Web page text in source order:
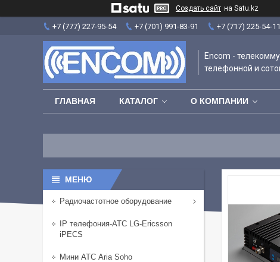
Создать сайт на Satu.kz
+7 (777) 227-95-54 +7 (701) 991-83-91 +7 (717) 225-54-11
Encom -
телефонной и
ГЛАВНАЯ КАТАЛОГ О КОМПАНИИ
Радиочастотное оборудование
IP телефония-АТС LG-Ericsson
iPECS
Мини АТС Aria Soho